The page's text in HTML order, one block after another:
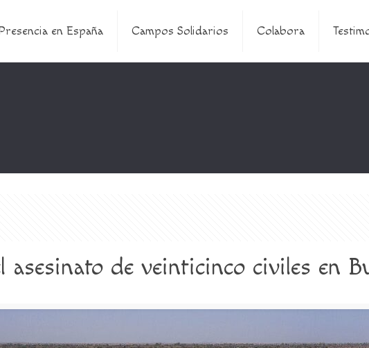
en España Campos Solidarios Colabora
de veinticinco civiles en